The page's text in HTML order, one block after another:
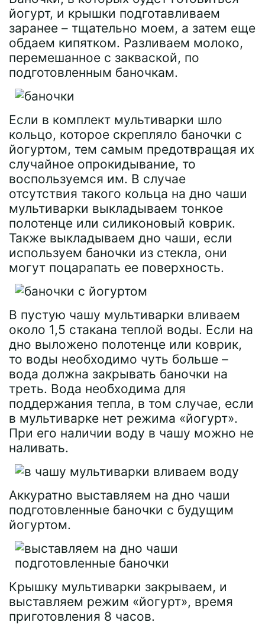
йогурт, и крышки подготавливаем
заранее – тщательно моем, а затем еще
обдаем кипятком. Разливаем молоко,
перемешанное с закваской, по
подготовленным баночкам.
Если в комплект мультиварки шло
кольцо, которое скрепляло баночки с
йогуртом, тем самым предотвращая их
случайное опрокидывание, то
воспользуемся им. В случае
отсутствия такого кольца на дно чаши
мультиварки выкладываем тонкое
полотенце или силиконовый коврик.
Также выкладываем дно чаши, если
используем баночки из стекла, они
могут поцарапать ее поверхность.
В пустую чашу мультиварки вливаем
около 1,5 стакана теплой воды. Если на
дно выложено полотенце или коврик,
то воды необходимо чуть больше –
вода должна закрывать баночки на
треть. Вода необходима для
поддержания тепла, в том случае, если
в мультиварке нет режима «йогурт».
При его наличии воду в чашу можно не
наливать.
Аккуратно выставляем на дно чаши
подготовленные баночки с будущим
йогуртом.
Крышку мультиварки закрываем, и
выставляем режим «йогурт», время
приготовления 8 часов.